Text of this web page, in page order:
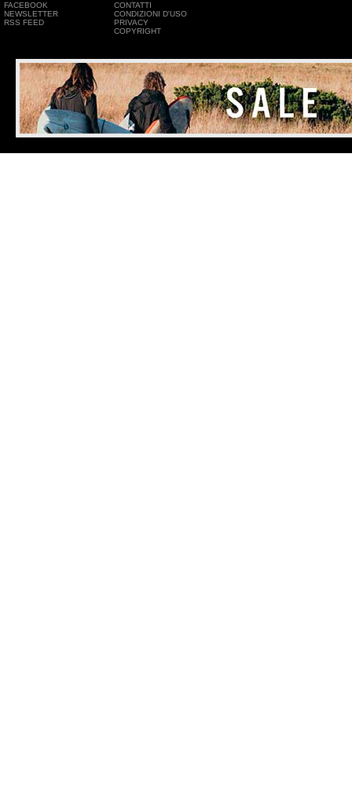
FACEBOOK
NEWSLETTER
RSS FEED
CONTATTI
CONDIZIONI D'USO
PRIVACY
COPYRIGHT